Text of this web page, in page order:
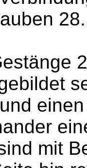
28.
mit